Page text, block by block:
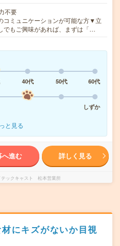
不要
コミュニケーションが可能な方▼立
でもご興味があれば、まずは「…
40代 50代
60代
しずか
と見る
へ進む 詳しく見る
テックキャスト 松本営業所
材にキズがないか目視